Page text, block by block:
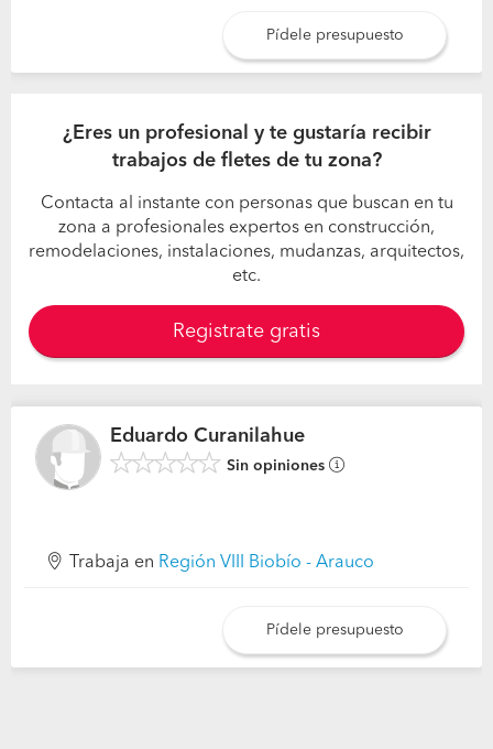
Pídele presupuesto
¿Eres un profesional y te gustaría recibir
trabajos de fletes de tu zona?
Contacta al instante con personas que buscan en tu
zona a profesionales expertos en construcción,
remodelaciones, instalaciones, mudanzas, arquitectos,
etc.
Registrate gratis
Eduardo Curanilahue
Sin opiniones
Trabaja en Región VIII Biobío - Arauco
Pídele presupuesto